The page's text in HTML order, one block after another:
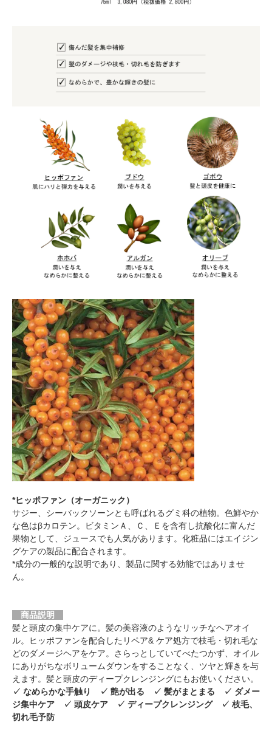
*ヒッポファン（オーガニック）
サジー、シーバックソーンとも呼ばれるグミ科の植物。色鮮やか
な色はβカロテン。ビタミンＡ、Ｃ、Ｅを含有し抗酸化に富んだ
果物として、ジュースでも人気があります。化粧品にはエイジン
グケアの製品に配合されます。
*成分の一般的な説明であり、製品に関する効能ではありませ
ん。
商品説明
髪と頭皮の集中ケアに。髪の美容液のようなリッチなヘアオイ
ル。ヒッポファンを配合したリペア& ケア処方で枝毛・切れ毛な
どのダメージヘアをケア。さらっとしていてべたつかず、オイル
にありがちなボリュームダウンをすることなく、ツヤと輝きを与
えます。髪と頭皮のディープクレンジングにもお使いください。
✓ なめらかな手触り ✓ 艶が出る ✓ 髪がまとまる ✓ ダメー
ジ集中ケア ✓ 頭皮ケア ✓ ディープクレンジング ✓ 枝毛、
切れ毛予防